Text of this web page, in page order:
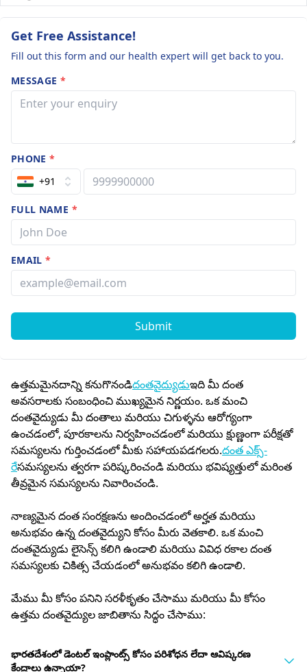
Get Free Assistance!
Fill out this form and our health expert will get back to you.
MESSAGE *
PHONE*
+91
FULL NAME *
EMAIL*
Submit
ఉత్తమమైనదాన్ని కనుగొనండిదంతవైద్యుడుఇది మీ దంత
అవసరాలకు సంబంధించి ముఖ్యమైన నిర్ణయం. ఒక మంచి
దంతవైద్యుడు మీ దంతాలు మరియు చిగుళ్ళను ఆరోగ్యంగా
ఉంచడంలో, పూరకాలను నిర్వహించడంలో మరియు క్షుణ్ణంగా పరీక్షతో
సమస్యలను గుర్తించడంలో మీకు సహాయపడగలరు.దంత ఎక్స్-
రేసమస్యలను త్వరగా పరిష్కరించండి మరియు భవిష్యత్తులో మరింత
తీవ్రమైన సమస్యలను నివారించండి.
నాణ్యమైన దంత సంరక్షణను అందించడంలో అర్హత మరియు
అనుభవం ఉన్న దంతవైద్యుని కోసం మీరు వెతకాలి. ఒక మంచి
దంతవైద్యుడు లైసెన్స్ కలిగి ఉండాలి మరియు వివిధ రకాల దంత
సమస్యలకు చికిత్స చేయడంలో అనుభవం కలిగి ఉండాలి.
మేము మీ కోసం పనిని సరళీకృతం చేసాము మరియు మీ కోసం
ఉత్తమ దంతవైద్యుల జాబితాను సిద్ధం చేసాము:
భారతదేశంలో డెంటల్ ఇంప్లాంట్స్ కోసం పరిశోధన లేదా ఆవిష్కరణ
కేంద్రాలు ఉన్నాయా?